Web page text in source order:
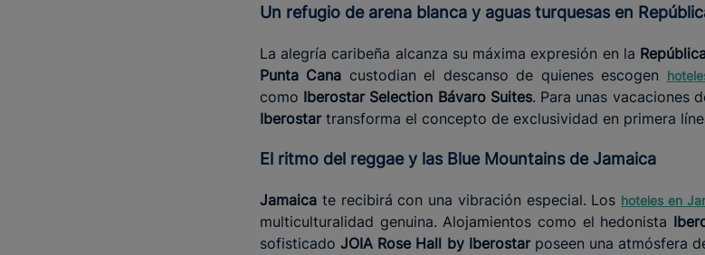
Un refugio de arena blanca y aguas turquesas en
La alegría caribeña alcanza su máxima expresión en la
Punta Cana custodian el descanso de quienes escogen
como Iberostar Selection Bávaro Suites. Para unas vacaciones
Iberostartransforma el concepto de exclusividad en primera
El ritmo del reggae y las Blue Mountains de Jamaica
Jamaica te recibirá con una vibración especial. Los hoteles en
multiculturalidad genuina. Alojamientos como el hedonista
sofisticadoJOIA Rose Hall by Iberostarposeen una atmósfera